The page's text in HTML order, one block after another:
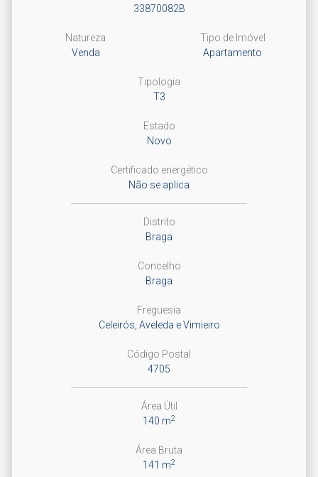
33870082B
Natureza
Venda
Tipo de Imóvel
Apartamento
Tipologia
T3
Estado
Novo
Certificado energético
Não se aplica
Distrito
Braga
Concelho
Braga
Freguesia
Celeirós, Aveleda e Vimieiro
Código Postal
4705
Área Útil
140 m2
Área Bruta
141 m2